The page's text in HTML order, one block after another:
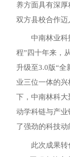
养方面具有深
双方县校合作迈
中南林业科
程”四十年来，
升级至3.0版“全
业三位一体的
下，中南林科
动学科链与产业
了强劲的科技动
此次成果